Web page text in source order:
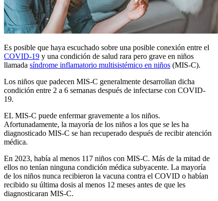
Es posible que haya escuchado sobre una posible conexión entre el
COVID-19 y una condición de salud rara pero grave en niños
llamada síndrome inflamatorio multisistémico en niños (MIS-C).
Los niños que padecen MIS-C generalmente desarrollan dicha
condición entre 2 a 6 semanas después de infectarse con COVID-
19.
EL MIS-C puede enfermar gravemente a los niños.
Afortunadamente, la mayoría de los niños a los que se les ha
diagnosticado MIS-C se han recuperado después de recibir atención
médica.
En 2023, había al menos 117 niños con MIS-C. Más de la mitad de
ellos no tenían ninguna condición médica subyacente. La mayoría
de los niños nunca recibieron la vacuna contra el COVID o habían
recibido su última dosis al menos 12 meses antes de que les
diagnosticaran MIS-C.